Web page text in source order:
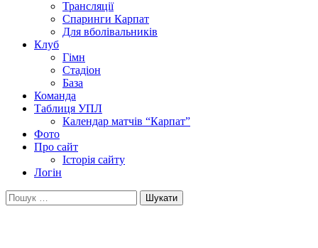
Трансляції
Спаринги Карпат
Для вболівальників
Клуб
Гімн
Стадіон
База
Команда
Таблиця УПЛ
Календар матчів “Карпат”
Фото
Про сайт
Історія сайту
Логін
Пошук: